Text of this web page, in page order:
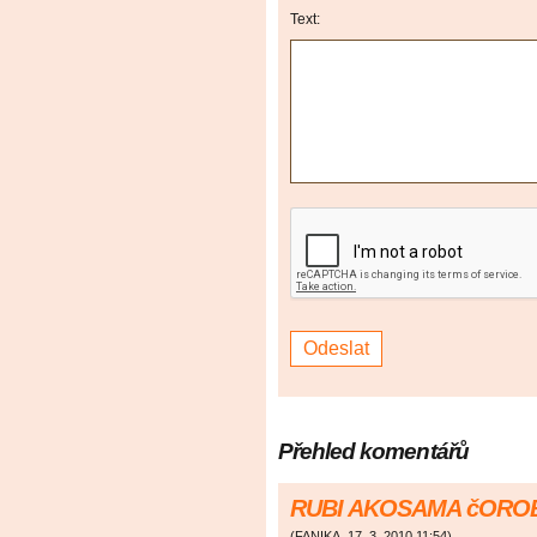
Text:
Přehled komentářů
RUBI AKOSAMA